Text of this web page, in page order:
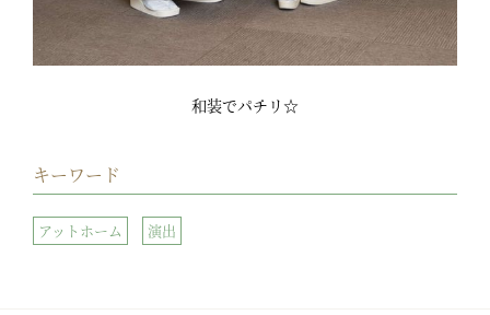
和装でパチリ☆
キーワード
アットホーム 演出